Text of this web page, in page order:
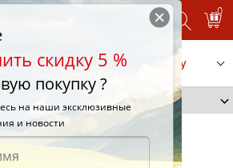
0
Заказать услугу
скидку 5 %
покупку ?
на наши эксклюзивные
и новости